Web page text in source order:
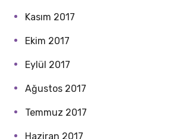
Kasım 2017
Ekim 2017
Eylül 2017
Ağustos 2017
Temmuz 2017
Haziran 2017